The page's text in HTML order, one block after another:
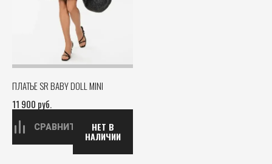
ПЛАТЬЕ SR BABY DOLL MINI
11 900 руб.
СРАВНИТЬ НЕТ В
НАЛИЧИИ